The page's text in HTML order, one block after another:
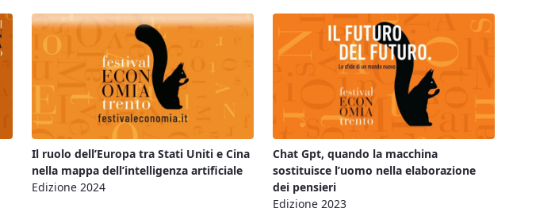
Il ruolo dell’Europa tra Stati Uniti e Cina
nella mappa dell’intelligenza artificiale
Edizione 2024
Chat Gpt, quando la macchina
sostituisce l’uomo nella elaborazione
dei pensieri
Edizione 2023